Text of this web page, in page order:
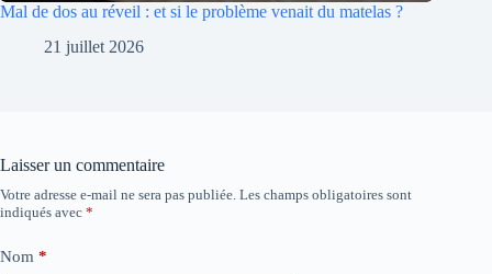
Mal de dos au réveil : et si le problème venait du matelas ?
21 juillet 2026
Laisser un commentaire
Votre adresse e-mail ne sera pas publiée. Les champs obligatoires sont
indiqués avec *
Nom *